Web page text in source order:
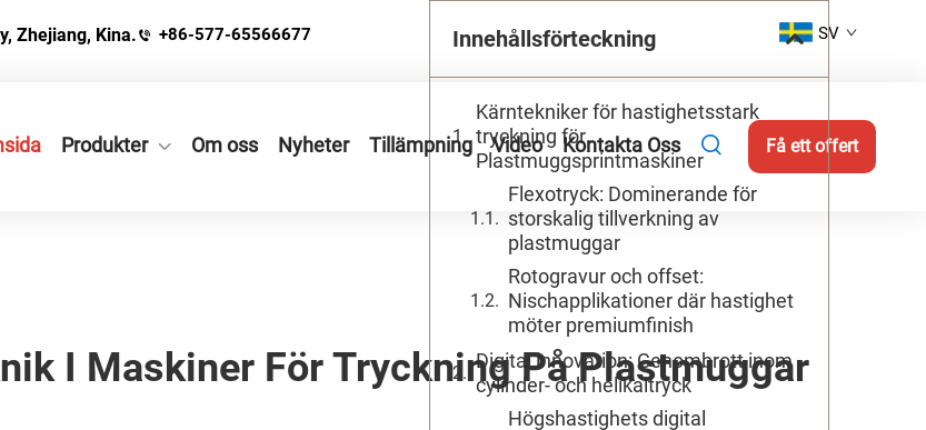
Zhejiang, Kina.
+86-577-65566677
SV
Produkter Om oss Nyheter Tillämpning Video Kontakta Oss Få ett offert
I Maskiner För Tryckning På Plastmuggar
Innehållsförteckning
Kärntekniker för hastighetsstark
tryckning för
Plastmuggsprintmaskiner
Flexotryck: Dominerande för
storskalig tillverkning av
plastmuggar
Rotogravur och offset:
Nischapplikationer där hastighet
möter premiumfinish
Digital innovation: Genombrott inom
cylinder- och helikaltryck
Högshastighets digital